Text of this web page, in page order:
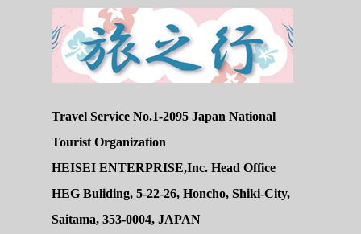
Travel Service No.1-2095 Japan National
Tourist Organization
HEISEI ENTERPRISE,Inc. Head Office
HEG Buliding, 5-22-26, Honcho, Shiki-City,
Saitama, 353-0004, JAPAN